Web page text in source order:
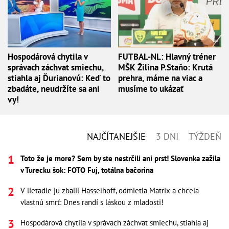
Hospodárová chytila v
správach záchvat smiechu,
stiahla aj Ďurianovú: Keď to
zbadáte, neudržíte sa ani
vy!
FUTBAL-NL: Hlavný tréner
MŠK Žilina P.Staňo: Krutá
prehra, máme na viac a
musíme to ukázať
NAJČÍTANEJŠIE 3 DNI TÝŽDEŇ
Toto že je more? Sem by ste nestrčili ani prst! Slovenka zažila
v Turecku šok: FOTO Fuj, totálna bačorina
V lietadle ju zbalil Hasselhoff, odmietla Matrix a chcela
vlastnú smrť: Dnes randí s láskou z mladosti!
Hospodárová chytila v správach záchvat smiechu, stiahla aj